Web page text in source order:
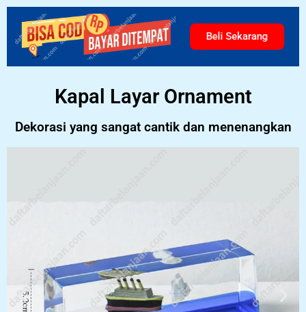
Beli Sekarang
Kapal Layar Ornament
Dekorasi yang sangat cantik dan menenangkan